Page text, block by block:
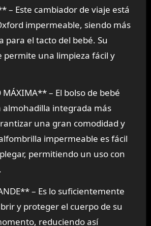
– Este cambiador de viaje está
impermeable, siendo más
para el tacto del bebé. Su
permite una limpieza fácil y
– El bolso de bebé
almohadilla integrada más
una gran comodidad y
impermeable es fácil
permitiendo un uso con
– Es lo suficientemente
y proteger el cuerpo de su
reduciendo así